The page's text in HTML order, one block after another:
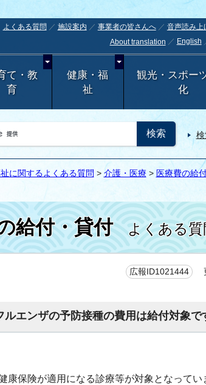
よくある質問 施設案内 事業者の皆さんへ 音声読み上
About translation
English
て・教
育
健康・福
祉
観光・スポー
化
に関するよくある質問 > 介護・医療 > 医療費の給
給付・貸付よくある質
広報ID1021444
ルエンザの予防接種の費用は給付対象で
康保険が適用になる診療等が対象となって